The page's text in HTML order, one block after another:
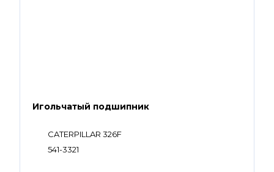
Игольчатый подшипник
CATERPILLAR 326F
541-3321